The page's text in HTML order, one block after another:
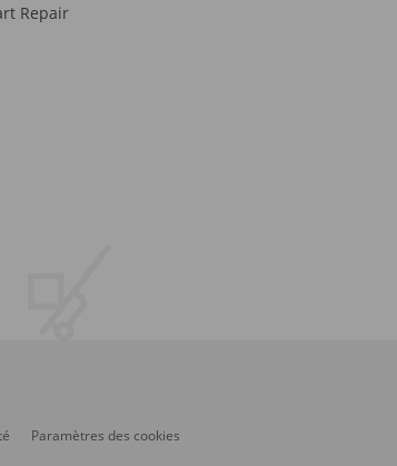
Repair
Paramètres des cookies